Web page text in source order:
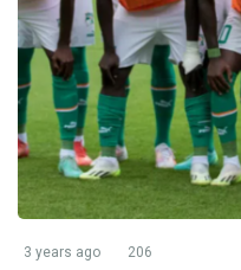
3 years ago 206